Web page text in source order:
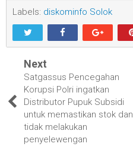
Labels: diskominfo Solok
Next
Satgassus Pencegahan
Korupsi Polri ingatkan
Distributor Pupuk Subsidi
untuk memastikan stok dan
tidak melakukan
penyelewengan